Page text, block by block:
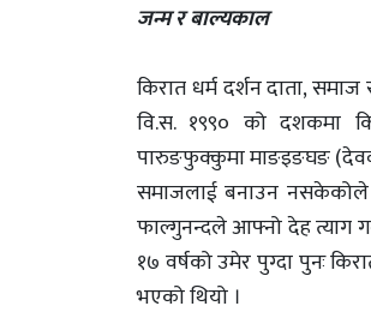
जन्म र बाल्यकाल
किरात धर्म दर्शन दाता,
वि.स. १९९० को दशकमा
पारुङफुक्कुमा माङइङघङ
समाजलाई बनाउन नसकेकोले
फाल्गुनन्दले आफ्नो देह त्याग
१७ वर्षको उमेर पुग्दा पुनः
भएको थियो ।